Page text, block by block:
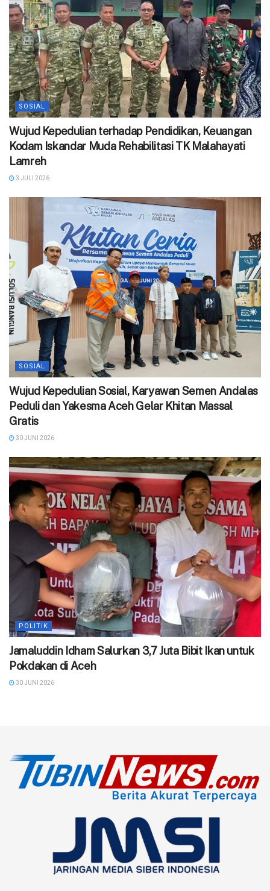
SOSIAL
Wujud Kepedulian terhadap Pendidikan, Keuangan
Kodam Iskandar Muda Rehabilitasi TK Malahayati
Lamreh
3 JULI 2026
SOSIAL
Wujud Kepedulian Sosial, Karyawan Semen Andalas
Peduli dan Yakesma Aceh Gelar Khitan Massal
Gratis
30 JUNI 2026
POLITIK
Jamaluddin Idham Salurkan 3,7 Juta Bibit Ikan untuk
Pokdakan di Aceh
30 JUNI 2026